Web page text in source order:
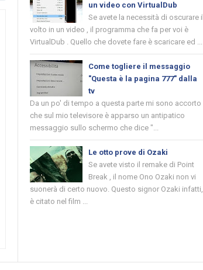
un video con VirtualDub
Se avete la necessità di oscurare il
volto in un video , il programma che fa per voi è
VirtualDub . Quello che dovete fare è scaricare ed ...
Come togliere il messaggio
"Questa è la pagina 777" dalla
tv
Da un po' di tempo a questa parte mi sono accorto
che sul mio televisore è apparso un antipatico
messaggio sullo schermo che dice "...
Le otto prove di Ozaki
Se avete visto il remake di Point
Break , il nome Ono Ozaki non vi
suonerà di certo nuovo. Questo signor Ozaki infatti,
è citato nel film ...